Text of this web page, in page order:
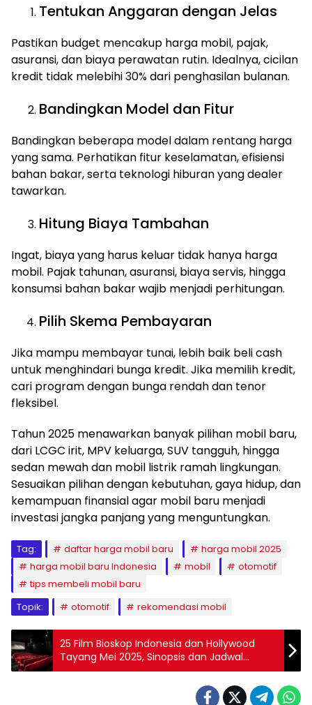
Tentukan Anggaran dengan Jelas
Pastikan budget mencakup harga mobil, pajak,
asuransi, dan biaya perawatan rutin. Idealnya, cicilan
kredit tidak melebihi 30% dari penghasilan bulanan.
Bandingkan Model dan Fitur
Bandingkan beberapa model dalam rentang harga
yang sama. Perhatikan fitur keselamatan, efisiensi
bahan bakar, serta teknologi hiburan yang dealer
tawarkan.
Hitung Biaya Tambahan
Ingat, biaya yang harus keluar tidak hanya harga
mobil. Pajak tahunan, asuransi, biaya servis, hingga
konsumsi bahan bakar wajib menjadi perhitungan.
Pilih Skema Pembayaran
Jika mampu membayar tunai, lebih baik beli cash
untuk menghindari bunga kredit. Jika memilih kredit,
cari program dengan bunga rendah dan tenor
fleksibel.
Tahun 2025 menawarkan banyak pilihan mobil baru,
dari LCGC irit, MPV keluarga, SUV tangguh, hingga
sedan mewah dan mobil listrik ramah lingkungan.
Sesuaikan pilihan dengan kebutuhan, gaya hidup, dan
kemampuan finansial agar mobil baru menjadi
investasi jangka panjang yang menguntungkan.
Tag: daftar harga mobil baru
harga mobil 2025
harga mobil baru Indonesia
mobil
otomotif
tips membeli mobil baru
Topik:
otomotif rekomendasi mobil
25 Film Bioskop Indonesia dan Hollywood
Tayang Mei 2025, Sinopsis dan Jadwal
Tayangnya